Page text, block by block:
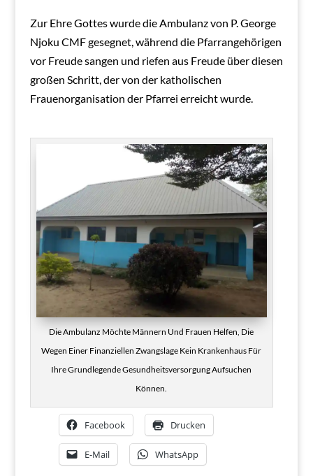
Zur Ehre Gottes wurde die Ambulanz von P. George
Njoku CMF gesegnet, während die Pfarrangehörigen
vor Freude sangen und riefen aus Freude über diesen
großen Schritt, der von der katholischen
Frauenorganisation der Pfarrei erreicht wurde.
Die Ambulanz Möchte Männern Und Frauen Helfen, Die
Wegen Einer Finanziellen Zwangslage Kein Krankenhaus Für
Ihre Grundlegende Gesundheitsversorgung Aufsuchen
Können.
Facebook Drucken
E-Mail WhatsApp